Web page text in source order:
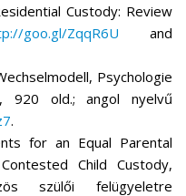
Custody: Review
goo.gl/ZqqR6U and
Psychologie
920 old.; angol nyelvű
.
for an Equal Parental
Child Custody,
szülői felügyeletre